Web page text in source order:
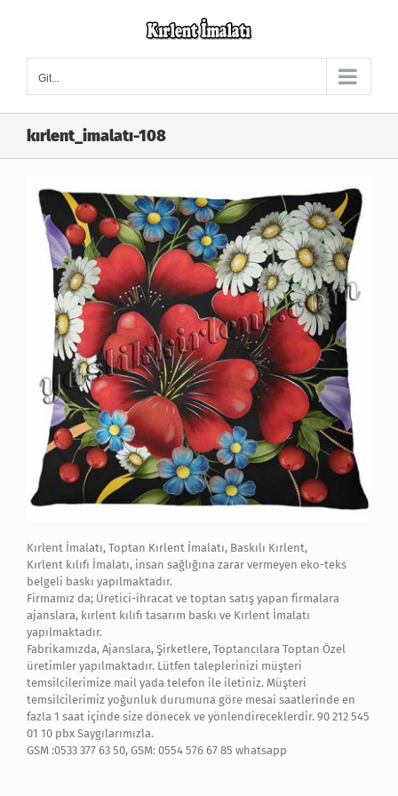
Git...
kırlent_imalatı-108
Kırlent İmalatı, Toptan Kırlent İmalatı, Baskılı Kırlent,
Kırlent kılıfı İmalatı, insan sağlığına zarar vermeyen eko-teks
belgeli baskı yapılmaktadır.
Firmamız da; Üretici-ihracat ve toptan satış yapan firmalara
ajanslara, kırlent kılıfı tasarım baskı ve Kırlent İmalatı
yapılmaktadır.
Fabrikamızda, Ajanslara, Şirketlere, Toptancılara Toptan Özel
üretimler yapılmaktadır. Lütfen taleplerinizi müşteri
temsilcilerimize mail yada telefon ile iletiniz. Müşteri
temsilcilerimiz yoğunluk durumuna göre mesai saatlerinde en
fazla 1 saat içinde size dönecek ve yönlendireceklerdir. 90 212 545
01 10 pbx Saygılarımızla.
GSM :0533 377 63 50, GSM: 0554 576 67 85 whatsapp